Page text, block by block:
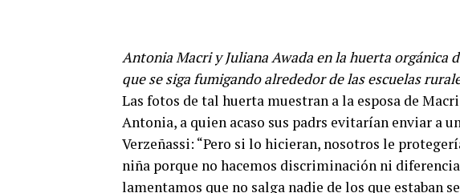
Antonia Macri y Juliana Awada en la huerta orgánica
que se siga fumigando alrededor de las escuelas
Las fotos de tal huerta muestran a la esposa de
Antonia, a quien acaso sus padrs evitarían enviar a
Verzeñassi: “Pero si lo hicieran, nosotros le
niña porque no hacemos discriminación ni
lamentamos que no salga nadie de los que estaban